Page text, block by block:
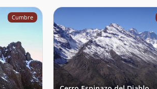
Cumbre